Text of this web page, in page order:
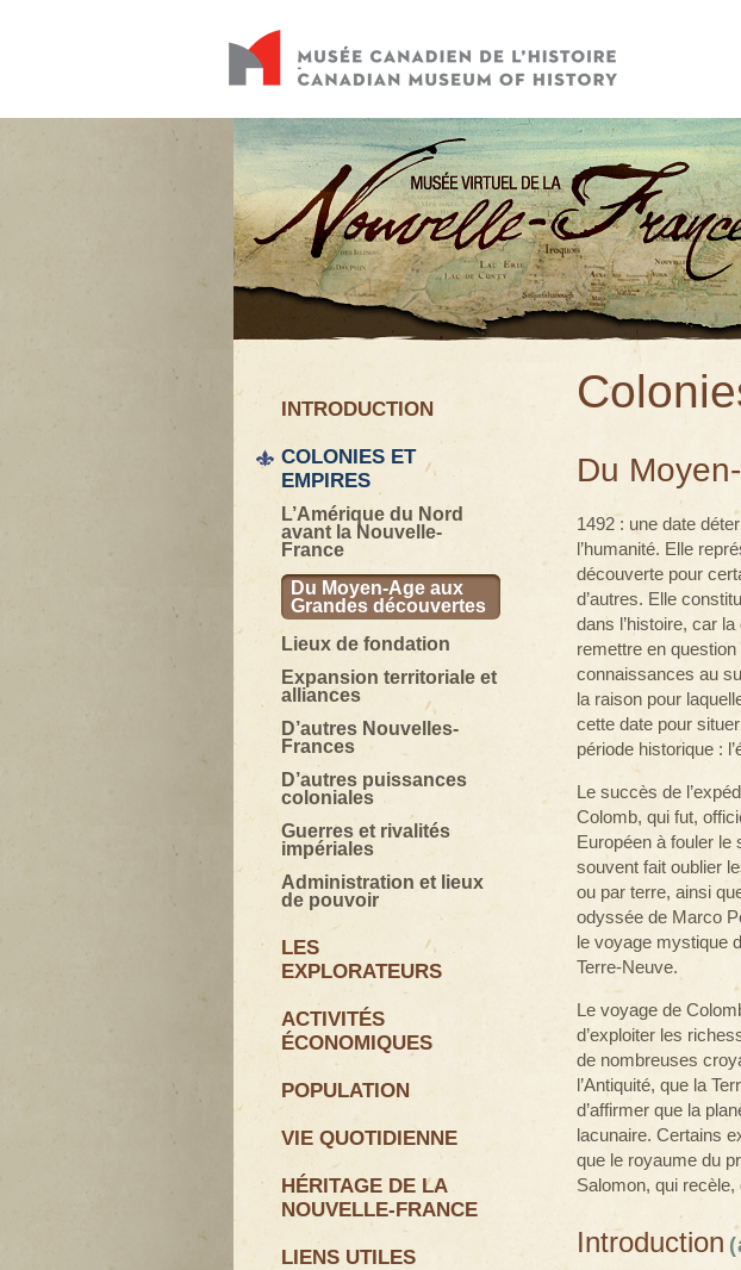
INTRODUCTION
COLONIES ET
EMPIRES
L’Amérique du Nord
avant la Nouvelle-
France
Du Moyen-Age aux
Grandes découvertes
Lieux de fondation
Expansion territoriale et
alliances
D’autres Nouvelles-
Frances
D’autres puissances
coloniales
Guerres et rivalités
impériales
Administration et lieux
de pouvoir
LES
EXPLORATEURS
ACTIVITÉS
ÉCONOMIQUES
POPULATION
VIE QUOTIDIENNE
HÉRITAGE DE LA
NOUVELLE-FRANCE
LIENS UTILES
Du
1492 : une date
l’humanité. Elle
découverte pour
d’autres. Elle
dans l’histoire, car
remettre en
connaissances au
la raison pour
cette date pour
période historique :
Le succès de
Colomb, qui fut,
Européen à fouler le
souvent fait oublier
ou par terre, ainsi
odyssée de Marco
le voyage mystique
Terre-Neuve.
Le voyage de
d’exploiter les
de nombreuses
l’Antiquité, que la
d’affirmer que la
lacunaire. Certains
que le royaume du
Salomon, qui recèle,
Introduction